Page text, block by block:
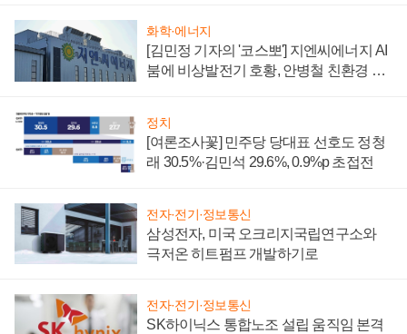
화학·에너지
[김민정 기자의 '코스뽀'] 지엔씨에너지 AI
붐에 비상발전기 호황, 안병철 친환경 에
정치
[여론조사꽃] 민주당 당대표 선호도 정청
래 30.5%·김민석 29.6%, 0.9%p 초접전
전자·전기·정보통신
삼성전자, 미국 오크리지국립연구소와
극저온 히트펌프 개발하기로
전자·전기·정보통신
SK하이닉스 통합노조 설립 움직임 본격